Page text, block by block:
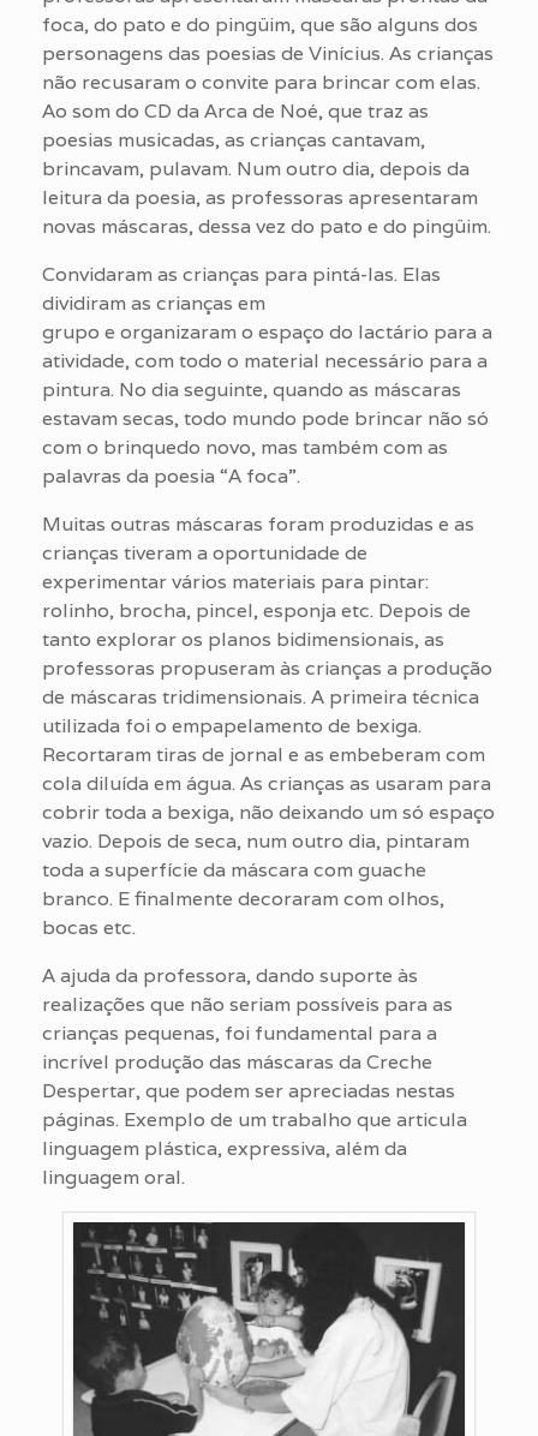
foca, do pato e do pingüim, que são alguns dos
personagens das poesias de Vinícius. As crianças
não recusaram o convite para brincar com elas.
Ao som do CD da Arca de Noé, que traz as
poesias musicadas, as crianças cantavam,
brincavam, pulavam. Num outro dia, depois da
leitura da poesia, as professoras apresentaram
novas máscaras, dessa vez do pato e do pingüim.
Convidaram as crianças para pintá-las. Elas
dividiram as crianças em
grupo e organizaram o espaço do lactário para a
atividade, com todo o material necessário para a
pintura. No dia seguinte, quando as máscaras
estavam secas, todo mundo pode brincar não só
com o brinquedo novo, mas também com as
palavras da poesia “A foca”.
Muitas outras máscaras foram produzidas e as
crianças tiveram a oportunidade de
experimentar vários materiais para pintar:
rolinho, brocha, pincel, esponja etc. Depois de
tanto explorar os planos bidimensionais, as
professoras propuseram às crianças a produção
de máscaras tridimensionais. A primeira técnica
utilizada foi o empapelamento de bexiga.
Recortaram tiras de jornal e as embeberam com
cola diluída em água. As crianças as usaram para
cobrir toda a bexiga, não deixando um só espaço
vazio. Depois de seca, num outro dia, pintaram
toda a superfície da máscara com guache
branco. E finalmente decoraram com olhos,
bocas etc.
A ajuda da professora, dando suporte às
realizações que não seriam possíveis para as
crianças pequenas, foi fundamental para a
incrível produção das máscaras da Creche
Despertar, que podem ser apreciadas nestas
páginas. Exemplo de um trabalho que articula
linguagem plástica, expressiva, além da
linguagem oral.